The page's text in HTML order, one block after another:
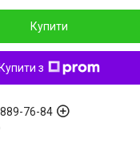
Купити
Купити з
76-84